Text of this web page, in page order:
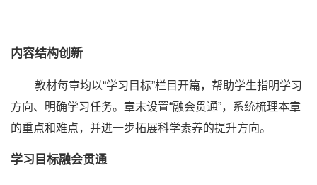
内容结构创新
教材每章均以“学习目标”栏目开篇，帮助学生指明学习
方向、明确学习任务。章末设置“融会贯通”，系统梳理本章
的重点和难点，并进一步拓展科学素养的提升方向。
学习目标融会贯通